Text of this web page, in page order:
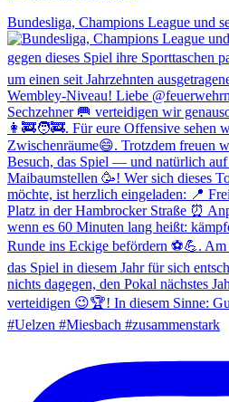
Bundesliga, Champions League und